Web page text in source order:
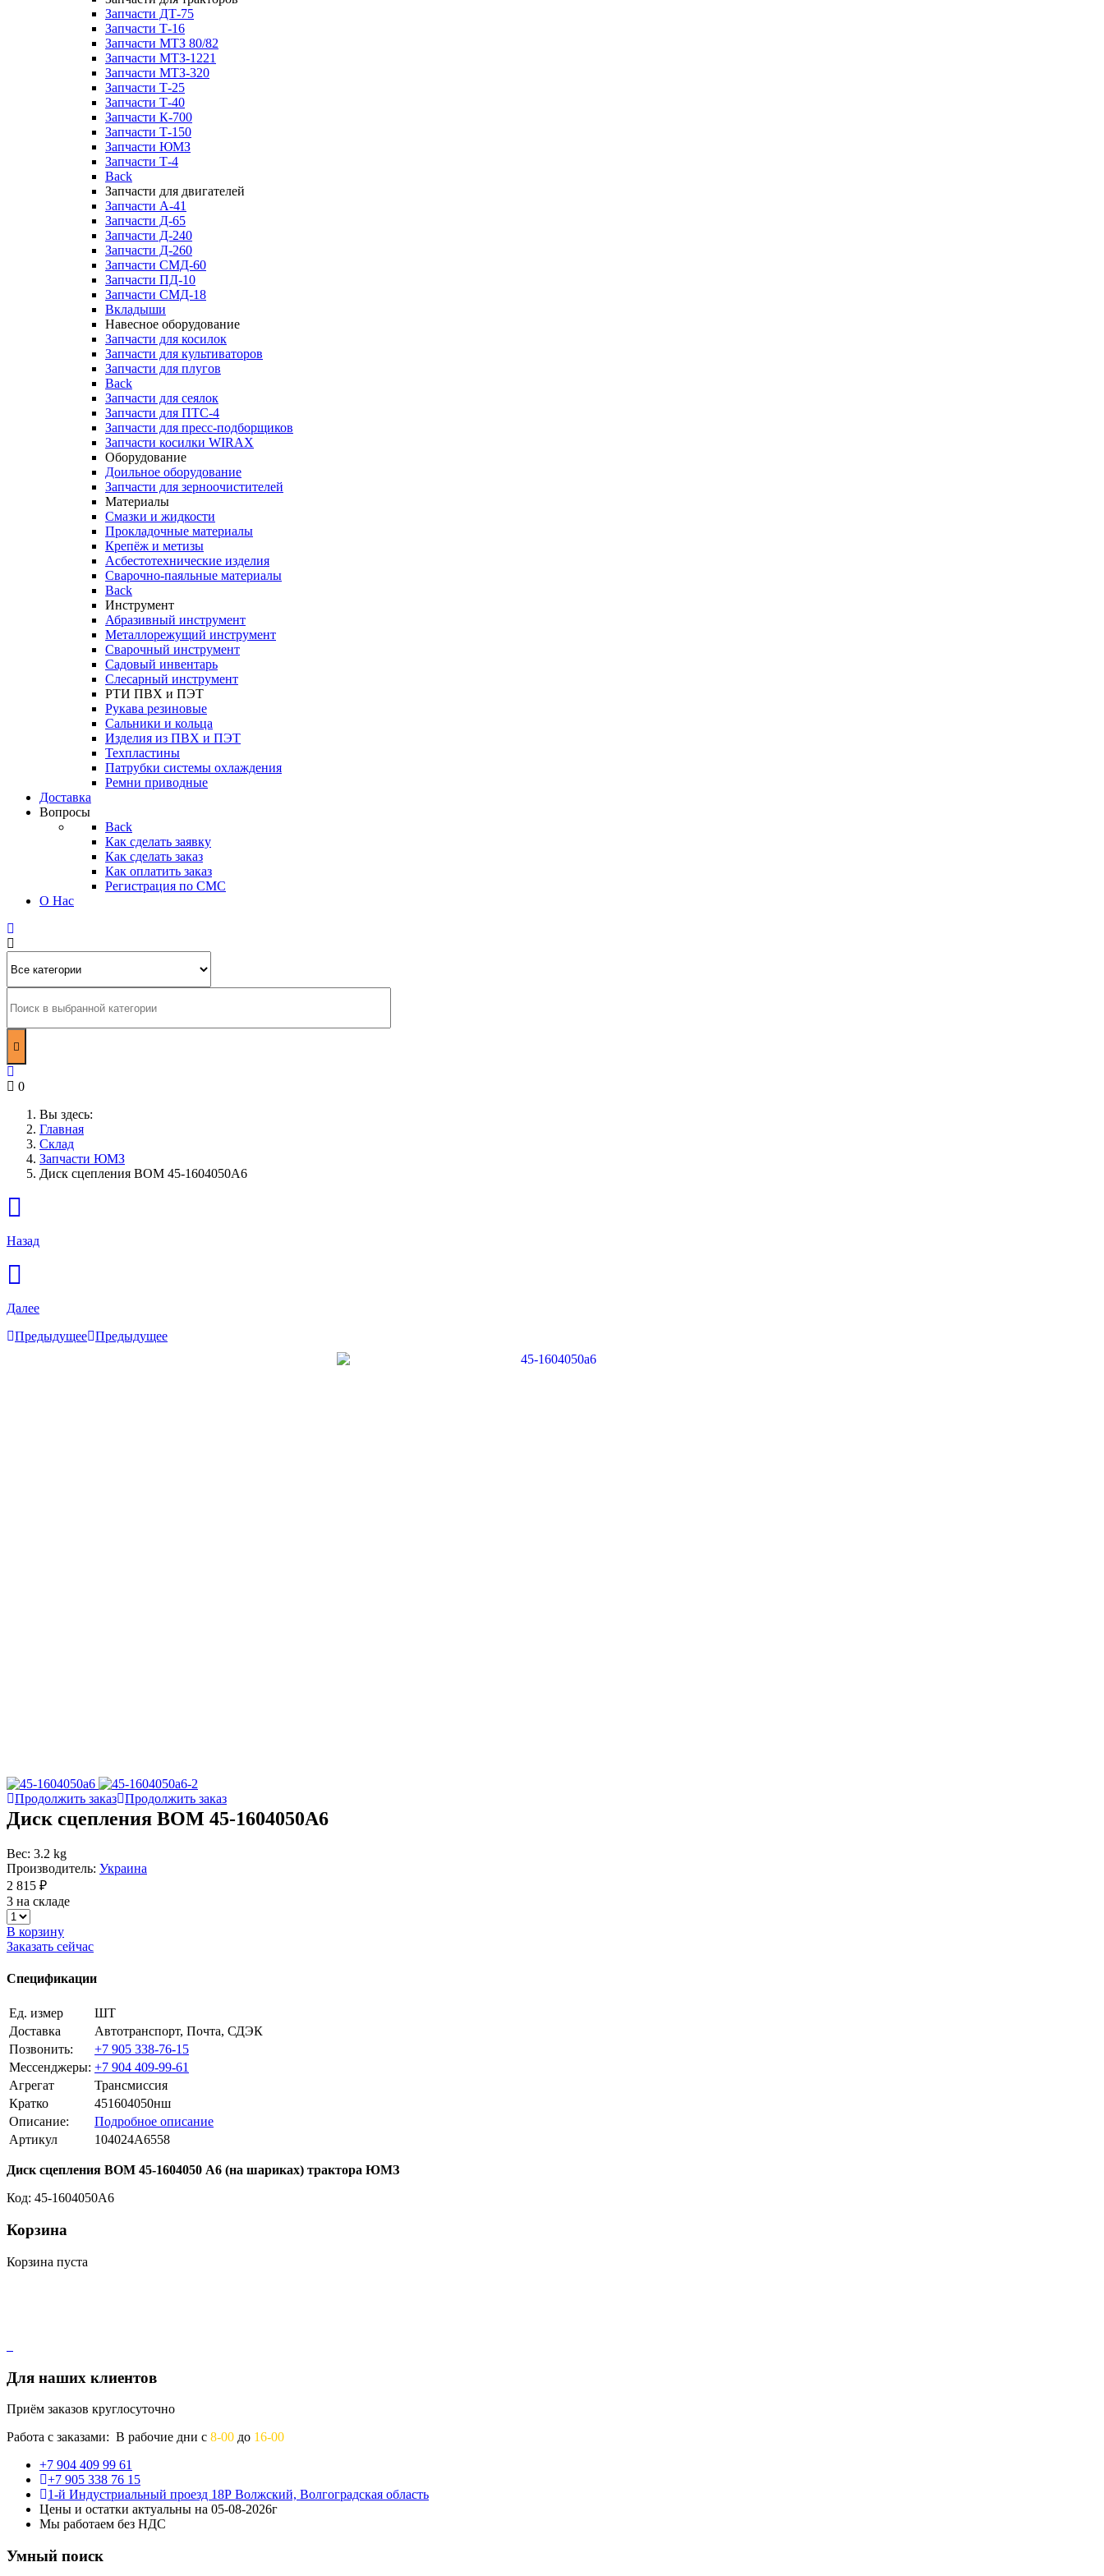
Запчасти ДТ-75
Запчасти Т-16
Запчасти МТЗ 80/82
Запчасти МТЗ-1221
Запчасти МТЗ-320
Запчасти Т-25
Запчасти Т-40
Запчасти К-700
Запчасти Т-150
Запчасти ЮМЗ
Запчасти Т-4
Back
Запчасти для двигателей
Запчасти А-41
Запчасти Д-65
Запчасти Д-240
Запчасти Д-260
Запчасти СМД-60
Запчасти ПД-10
Запчасти СМД-18
Вкладыши
Навесное оборудование
Запчасти для косилок
Запчасти для культиваторов
Запчасти для плугов
Back
Запчасти для сеялок
Запчасти для ПТС-4
Запчасти для пресс-подборщиков
Запчасти косилки WIRAX
Оборудование
Доильное оборудование
Запчасти для зерноочистителей
Материалы
Смазки и жидкости
Прокладочные материалы
Крепёж и метизы
Асбестотехнические изделия
Сварочно-паяльные материалы
Back
Инструмент
Абразивный инструмент
Металлорежущий инструмент
Сварочный инструмент
Садовый инвентарь
Слесарный инструмент
РТИ ПВХ и ПЭТ
Рукава резиновые
Сальники и кольца
Изделия из ПВХ и ПЭТ
Техпластины
Патрубки системы охлаждения
Ремни приводные
Доставка
Вопросы
Back
Как сделать заявку
Как сделать заказ
Как оплатить заказ
Регистрация по СМС
О Нас
0
Вы здесь:
Главная
Склад
Запчасти ЮМЗ
Диск сцепления ВОМ 45-1604050A6
Назад
Далее
Предыдущее Предыдущее
Продолжить заказ Продолжить заказ
Диск сцепления ВОМ 45-1604050A6
Вес: 3.2 kg
Производитель: Украина
2 815 ₽
3 на складе
В корзину
Заказать сейчас
Спецификации
Ед. измер
ШТ
Доставка
Автотранспорт, Почта, СДЭК
Позвонить:
+7 905 338-76-15
Мессенджеры: +7 904 409-99-61
Агрегат
Трансмиссия
Кратко
451604050нш
Описание:
Подробное описание
Артикул
104024A6558
Диск сцепления ВОМ 45-1604050 А6 (на шариках) трактора ЮМЗ
Код: 45-1604050A6
Корзина
Корзина пуста
Для наших клиентов
Приём заказов круглосуточно
Работа с заказами: В рабочие дни с 8-00 до 16-00
+7 904 409 99 61
+7 905 338 76 15
1-й Индустриальный проезд 18Р Волжский, Волгоградская область
Цены и остатки актуальны на 05-08-2026г
Мы работаем без НДС
Умный поиск